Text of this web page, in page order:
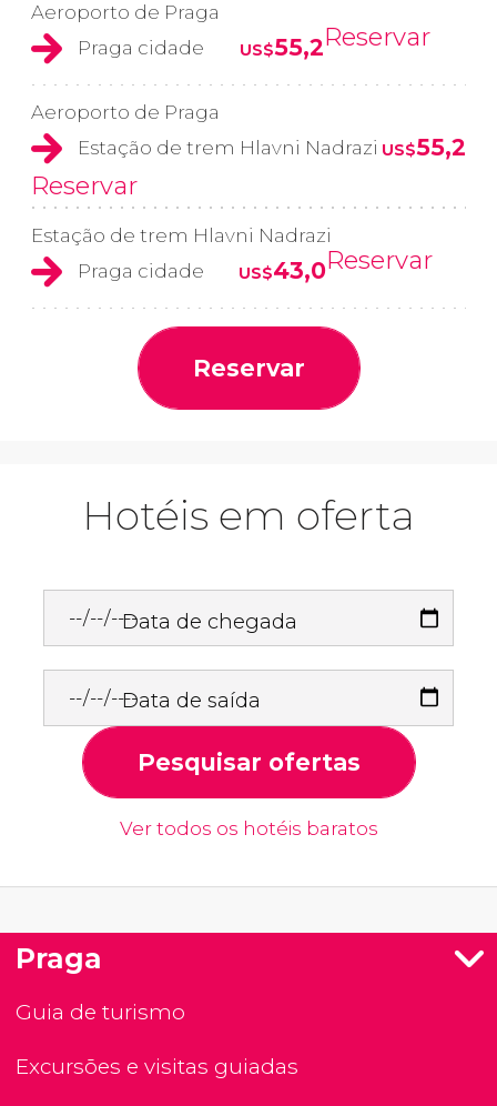
Aeroporto de Praga
Praga cidade
US$55,2Reservar
Aeroporto de Praga
Estação de trem Hlavni Nadrazi US$55,2
Reservar
Estação de trem Hlavni Nadrazi
Praga cidade
US$43,0Reservar
Reservar
Hotéis em oferta
Data de chegada
Data de saída
Pesquisar ofertas
Ver todos os hotéis baratos
Praga
Guia de turismo
Excursões e visitas guiadas